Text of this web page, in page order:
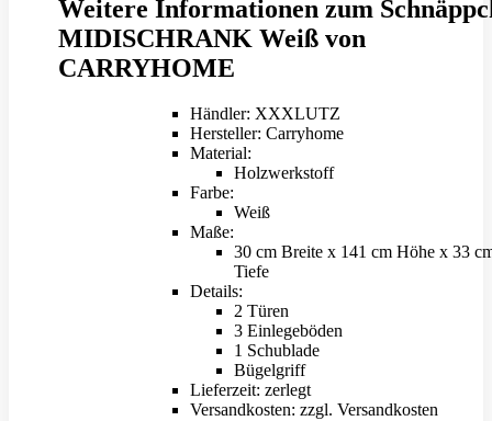
Weitere Informationen zum
MIDISCHRANK Weiß von
CARRYHOME
Händler: XXXLUTZ
Hersteller: Carryhome
Material:
Holzwerkstoff
Farbe:
Weiß
Maße:
30 cm Breite x 141 cm Höhe x 33
Tiefe
Details:
2 Türen
3 Einlegeböden
1 Schublade
Bügelgriff
Lieferzeit: zerlegt
Versandkosten: zzgl. Versandkosten